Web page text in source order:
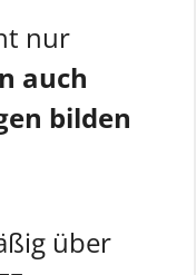
nur
auch
bilden
über